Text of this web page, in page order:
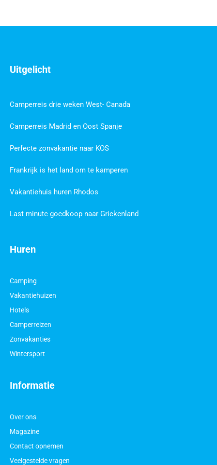
Informatie
Over ons
Magazine
Contact opnemen
Veelgestelde vragen
Huren
Camping
Vakantiehuizen
Hotels
Camperreizen
Zonvakanties
Wintersport
Uitgelicht
Camperreis drie weken West- Canada
Camperreis Madrid en Oost Spanje
Perfecte zonvakantie naar KOS
Frankrijk is het land om te kamperen
Vakantiehuis huren Rhodos
Last minute goedkoop naar Griekenland